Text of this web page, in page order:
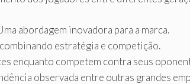
abordagem inovadora para a marca.
estratégia e competição.
enquanto competem contra seus
observada entre outras grandes